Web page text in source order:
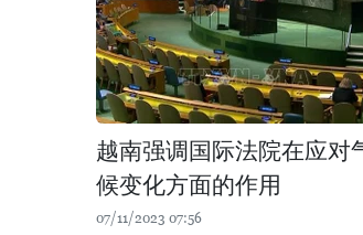
越南强调国际法院在应对
候变化方面的作用
07/11/2023 07:56